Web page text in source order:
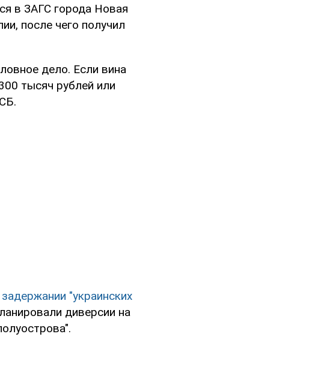
в ЗАГС города Новая
после чего получил
дело. Если вина
тысяч рублей или
задержании "украинских
диверсии на